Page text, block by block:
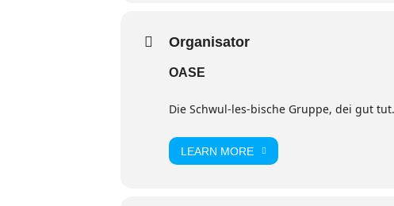
Organisator
OASE
Die Schwul-les-bische Gruppe, dei gut
LEARN MORE